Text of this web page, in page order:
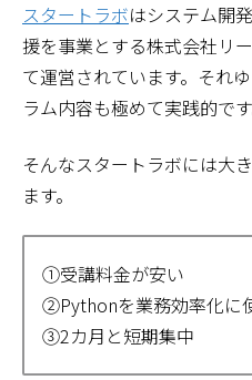
スタートラボはシステム開
援を事業とする株式会社リ
て運営されています。それ
ラム内容も極めて実践的です
そんなスタートラボには大
ます。
①受講料金が安い
②Pythonを業務効率化に
③2カ月と短期集中